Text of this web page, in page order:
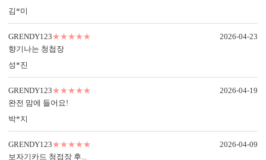
다양한 컬러 봉투가 준비되어 있습니다.
김*미
GRENDY123★★★★★
향기나는 청첩장
성*진
2026-04-23
GRENDY123★★★★★
완전 맘에 들어요!
박*지
2026-04-19
GRENDY123★★★★★
보자기카드 청접장 후...
2026-04-09